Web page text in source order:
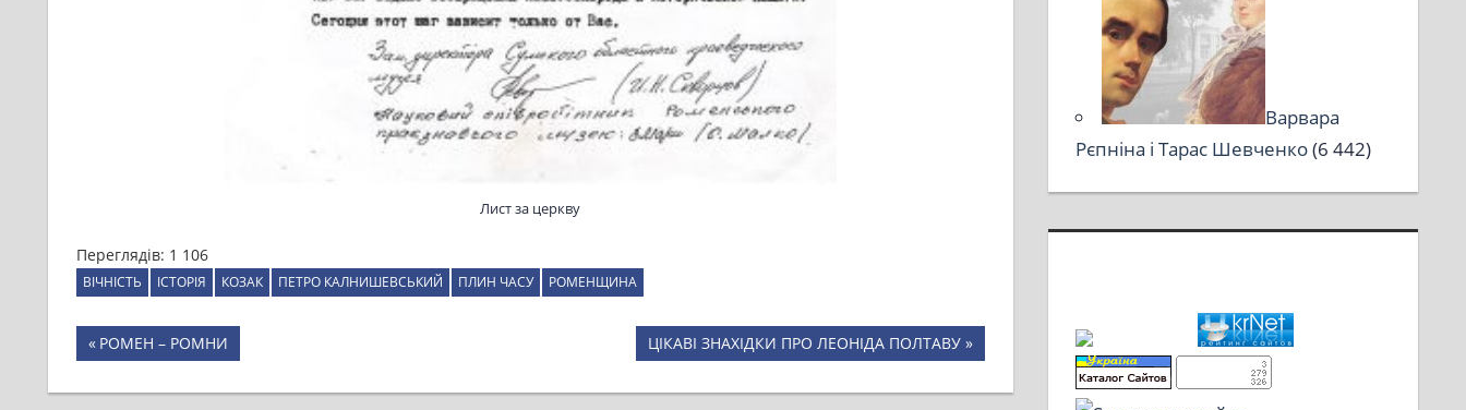
Лист за церкву
Переглядів: 1 106
ВІЧНІСТЬ ІСТОРІЯ КОЗАК ПЕТРО КАЛНИШЕВСЬКИЙ ПЛИН ЧАСУ РОМЕНЩИНА
Навігація
записів
Previous
РОМЕН – РОМНИ
Next
ЦІКАВІ ЗНАХІДКИ ПРО ЛЕОНІДА ПОЛТАВУ
Варвара
Рєпніна і Тарас Шевченко(6 442)